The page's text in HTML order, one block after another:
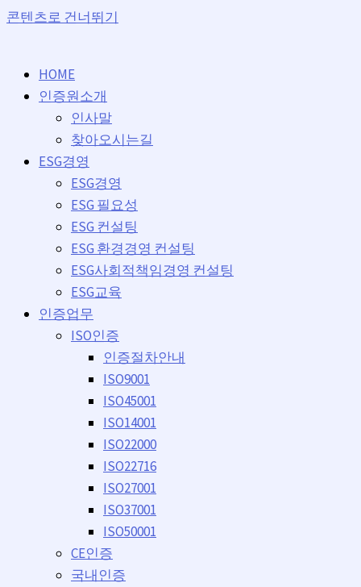
콘텐츠로 건너뛰기
HOME
인증원소개
인사말
찾아오시는길
ESG경영
ESG경영
ESG 필요성
ESG 컨설팅
ESG 환경경영 컨설팅
ESG사회적책임경영 컨설팅
ESG교육
인증업무
ISO인증
인증절차안내
ISO9001
ISO45001
ISO14001
ISO22000
ISO22716
ISO27001
ISO37001
ISO50001
CE인증
국내인증